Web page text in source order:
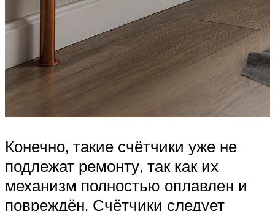
Конечно, такие счётчики уже не
подлежат ремонту, так как их
механизм полностью оплавлен и
повреждён. Счётчики следует